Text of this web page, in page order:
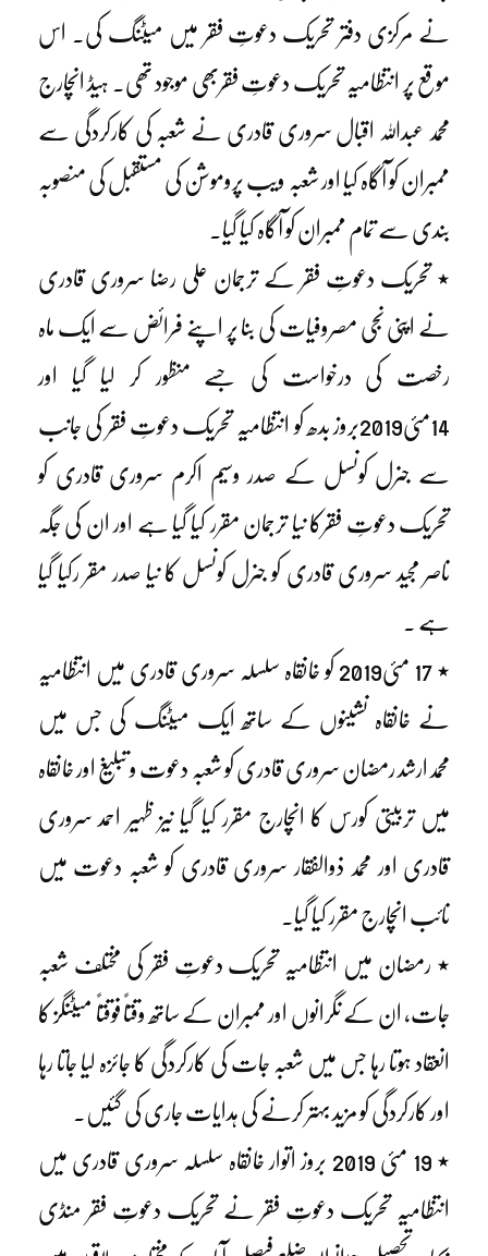
نے مرکزی دفتر تحریک دعوتِ فقر میں میٹنگ کی۔ اس
موقع پر انتظامیہ تحریک دعوتِ فقربھی موجود تھی۔ ہیڈ انچارج
محمد عبداللہ اقبال سروری قادری نے شعبہ کی کارکردگی سے
ممبران کو آگاہ کیا اور شعبہ ویب پروموشن کی مستقبل کی منصوبہ
بندی سے تمام ممبران کو آگاہ کیا گیا۔
٭ تحریک دعوتِ فقر کے ترجمان علی رضا سروری قادری
نے اپنی نجی مصروفیات کی بنا پر اپنے فرائض سے ایک ماہ
رخصت کی درخواست کی جسے منظور کر لیا گیا اور
14مئی2019بروز بدھ کو انتظامیہ تحریک دعوتِ فقر کی جانب
سے جنرل کونسل کے صدر وسیم اکرم سروری قادری کو
تحریک دعوتِ فقرکا نیا ترجمان مقرر کیا گیا ہے اور ان کی جگہ
ناصر مجید سروری قادری کو جنرل کونسل کا نیا صدر مقر رکیا گیا
ہے ۔
٭ 17 مئی2019 کو خانقاہ سلسلہ سروری قادری میں انتظامیہ
نے خانقاہ نشینوں کے ساتھ ایک میٹنگ کی جس میں
محمدارشد رمضان سروری قادری کو شعبہ دعوت و تبلیغ اور خانقاہ
میں تربیتی کورس کا انچارج مقرر کیا گیا نیز ظہیر احمد سروری
قادری اور محمد ذوالفقار سروری قادری کو شعبہ دعوت میں
نائب انچارج مقرر کیا گیا۔
٭ رمضان میں انتظامیہ تحریک دعوتِ فقر کی مختلف شعبہ
جات، ان کے نگرانوں اور ممبران کے ساتھ وقتاً فوقتاً میٹنگز کا
انعقاد ہوتا رہا جس میں شعبہ جات کی کارکردگی کا جائزہ لیا جاتا رہا
اور کارکردگی کو مزید بہتر کرنے کی ہدایات جاری کی گئیں۔
٭ 19 مئی 2019 بروز اتوار خانقاہ سلسلہ سروری قادری میں
انتظامیہ تحریک دعوتِ فقر نے تحریک دعوتِ فقر منڈی